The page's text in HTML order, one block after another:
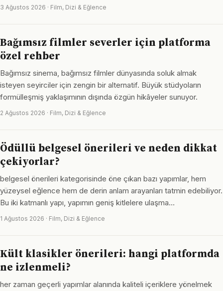
3 Ağustos 2026 · Film, Dizi & Eğlence
Bağımsız filmler severler için platforma
özel rehber
Bağımsız sinema, bağımsız filmler dünyasında soluk almak
isteyen seyirciler için zengin bir alternatif. Büyük stüdyoların
formülleşmiş yaklaşımının dışında özgün hikâyeler sunuyor.
2 Ağustos 2026 · Film, Dizi & Eğlence
Ödüllü belgesel önerileri ve neden dikkat
çekiyorlar?
belgesel önerileri kategorisinde öne çıkan bazı yapımlar, hem
yüzeysel eğlence hem de derin anlam arayanları tatmin edebiliyor.
Bu iki katmanlı yapı, yapımın geniş kitlelere ulaşma…
1 Ağustos 2026 · Film, Dizi & Eğlence
Kült klasikler önerileri: hangi platformda
ne izlenmeli?
her zaman geçerli yapımlar alanında kaliteli içeriklere yönelmek